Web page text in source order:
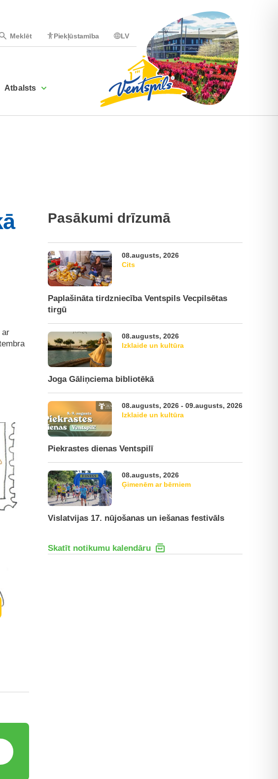
Meklēt Piekļūstamība LV
Atbalsts
ar
Pasākumi drīzumā
08.augusts, 2026
Cits
Paplašināta tirdzniecība Ventspils Vecpilsētas
tirgū
08.augusts, 2026
Izklaide un kultūra
Joga Gāliņciema bibliotēkā
08.augusts, 2026 - 09.augusts, 2026
Izklaide un kultūra
Piekrastes dienas Ventspilī
08.augusts, 2026
Ģimenēm ar bērniem
Vislatvijas 17. nūjošanas un iešanas festivāls
Skatīt notikumu kalendāru